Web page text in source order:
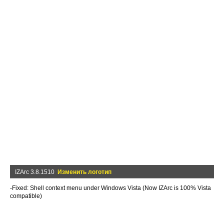
IZArc 3.8.1510 Изменить логотип
-Fixed: Shell context menu under Windows Vista (Now IZArc is 100% Vista
compatible)